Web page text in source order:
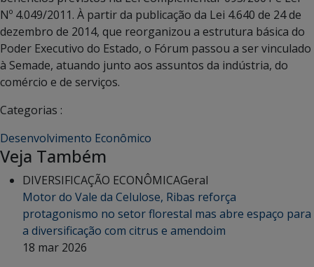
Nº 4.049/2011. À partir da publicação da Lei 4.640 de 24 de
dezembro de 2014, que reorganizou a estrutura básica do
Poder Executivo do Estado, o Fórum passou a ser vinculado
à Semade, atuando junto aos assuntos da indústria, do
comércio e de serviços.
Categorias :
Desenvolvimento Econômico
Veja Também
DIVERSIFICAÇÃO ECONÔMICAGeral
Motor do Vale da Celulose, Ribas reforça
protagonismo no setor florestal mas abre espaço para
a diversificação com citrus e amendoim
18 mar 2026